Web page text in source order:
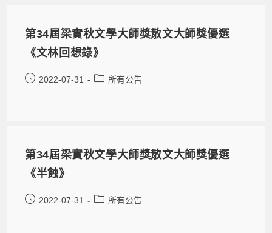
第34屆梁實秋文學大師獎散文大師獎優選
《文林回想錄》
2022-07-31 所有公告
第34屆梁實秋文學大師獎散文大師獎優選
《半蝕》
2022-07-31 所有公告